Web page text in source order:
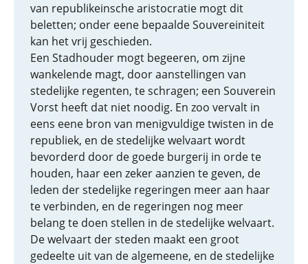
van republikeinsche aristocratie mogt dit
beletten; onder eene bepaalde Souvereiniteit
kan het vrij geschieden.
Een Stadhouder mogt begeeren, om zijne
wankelende magt, door aanstellingen van
stedelijke regenten, te schragen; een Souverein
Vorst heeft dat niet noodig. En zoo vervalt in
eens eene bron van menigvuldige twisten in de
republiek, en de stedelijke welvaart wordt
bevorderd door de goede burgerij in orde te
houden, haar een zeker aanzien te geven, de
leden der stedelijke regeringen meer aan haar
te verbinden, en de regeringen nog meer
belang te doen stellen in de stedelijke welvaart.
De welvaart der steden maakt een groot
gedeelte uit van de algemeene, en de stedelijke